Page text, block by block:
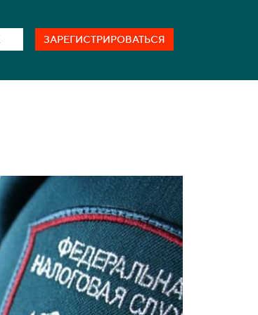
ЗАРЕГИСТРИРОВАТЬСЯ